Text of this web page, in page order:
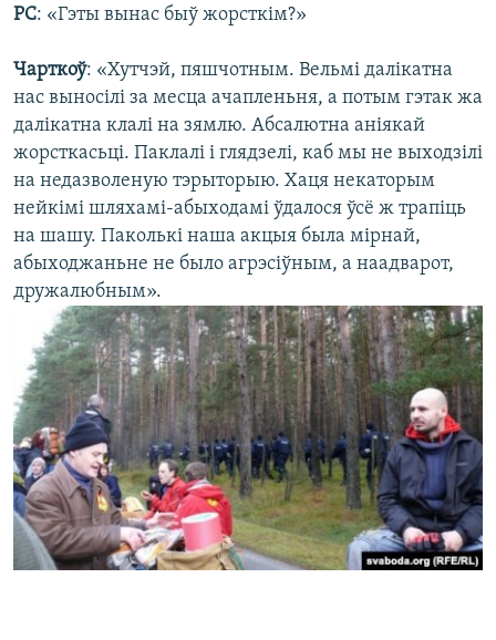
РС: «Гэты вынас быў жорсткім?»
Чарткоў: «Хутчэй, пяшчотным. Вельмі далікатна
нас выносілі за месца ачапленьня, а потым гэтак жа
далікатна клалі на зямлю. Абсалютна аніякай
жорсткасьці. Паклалі і глядзелі, каб мы не выходзілі
на недазволеную тэрыторыю. Хаця некаторым
нейкімі шляхамі-абыходамі ўдалося ўсё ж трапіць
на шашу. Паколькі наша акцыя была мірнай,
абыходжаньне не было агрэсіўным, а наадварот,
дружалюбным».